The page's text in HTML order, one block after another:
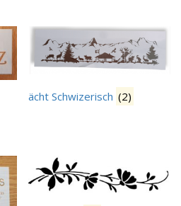
ächt Schwizerisch (2)